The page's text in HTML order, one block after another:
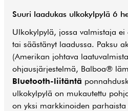
Suuri laadukas ulkokylpylä 6
Ulkokylpylä, jossa valmistaja
tai säästänyt laadussa. Paksu
(Amerikan johtava
ohjausjärjestelmä, Balboa®
Bluetooth-liitäntä
ulkokylpylä on mukautettu
on yksi markkinoiden parhaista